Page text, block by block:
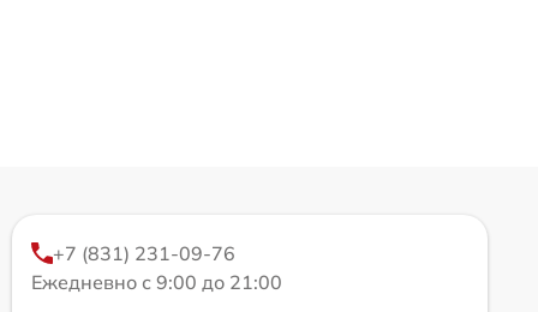
+7 (831) 231-09-76
Ежедневно с 9:00 до 21:00